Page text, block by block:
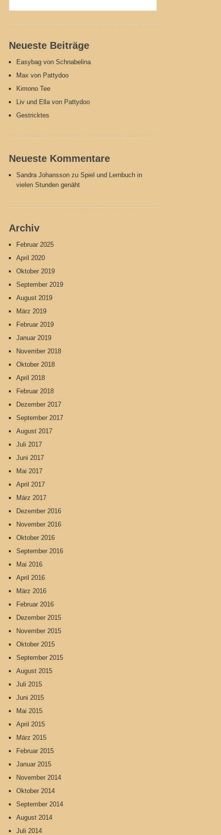
Neueste Beiträge
Easybag von Schnabelina
Max von Pattydoo
Kimono Tee
Liv und Ella von Pattydoo
Gestricktes
Neueste Kommentare
Sandra Johanssonzu Spiel und Lernbuch in
vielen Stunden genäht
Archiv
Februar 2025
April 2020
Oktober 2019
September 2019
August 2019
März 2019
Februar 2019
Januar 2019
November 2018
Oktober 2018
April 2018
Februar 2018
Dezember 2017
September 2017
August 2017
Juli 2017
Juni 2017
Mai 2017
April 2017
März 2017
Dezember 2016
November 2016
Oktober 2016
September 2016
Mai 2016
April 2016
März 2016
Februar 2016
Dezember 2015
November 2015
Oktober 2015
September 2015
August 2015
Juli 2015
Juni 2015
Mai 2015
April 2015
März 2015
Februar 2015
Januar 2015
November 2014
Oktober 2014
September 2014
August 2014
Juli 2014